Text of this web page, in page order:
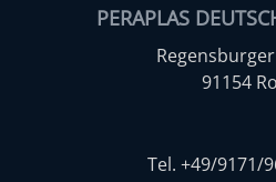
PERAPLAS
91154
Tel. +49/9171/